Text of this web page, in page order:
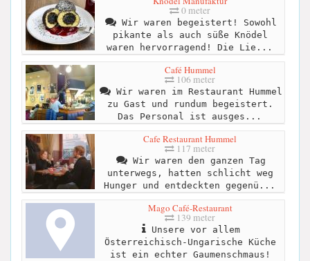
0 meter
Wir waren begeistert! Sowohl
pikante als auch süße Knödel
waren hervorragend! Die Lie...
Café Hummel
106 meter
Wir waren im Restaurant Hummel
zu Gast und rundum begeistert.
Das Personal ist ausges...
Cafe Restaurant Hummel
117 meter
Wir waren den ganzen Tag
unterwegs, hatten schlicht weg
Hunger und entdeckten gegenü...
Mago Café-Restaurant
139 meter
Unsere vor allem
Österreichisch-Ungarische Küche
ist ein echter Gaumenschmaus!